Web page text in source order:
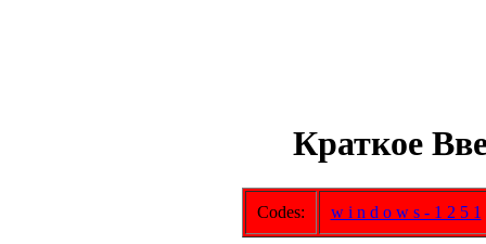
Краткое
Codes: w i n d o w s - 1 2 5 1